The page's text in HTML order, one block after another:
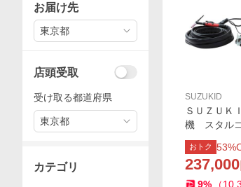
SUZUKID
ＳＵＺＵＫ
機 スタルゴ
０ STG-
シ≫
おトク 53
237,000
9% （
お届け先
東京都
店頭受取
受け取る都道府県
東京都
カテゴリ